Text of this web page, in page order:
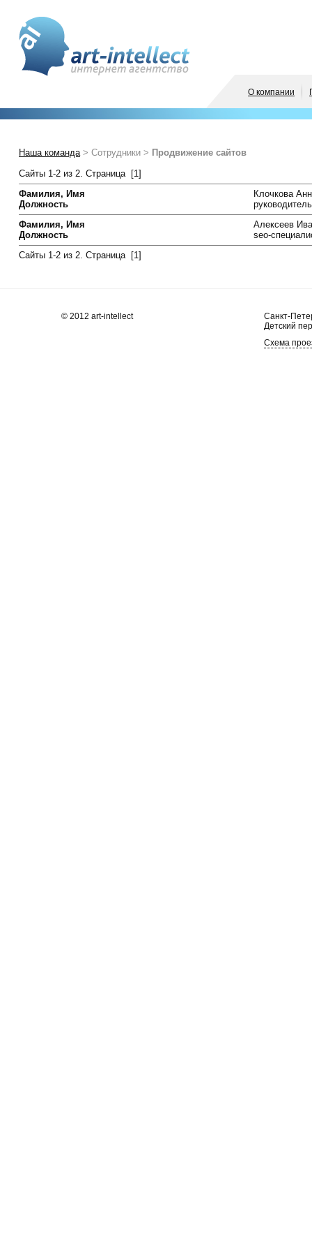
О компании
Наша команда > Сотрудники > Продвижение сайтов
Сайты 1-2 из 2. Страница [1]
Фамилия, Имя
Клочкова
Должность
Фамилия, Имя
Алексеев
Должность
seo-
Сайты 1-2 из 2. Страница [1]
© 2012 art-intellect
Санкт-
Детский
Схема